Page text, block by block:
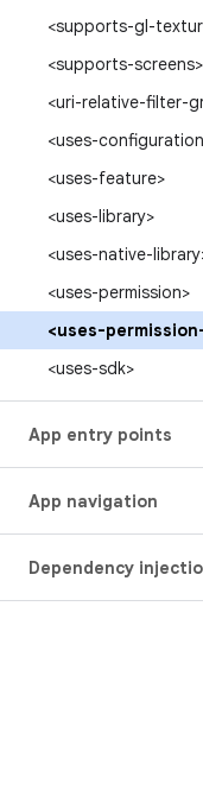
<supports-gl-
<supports-screens>
<uri-relative-filter-
<uses-
<uses-feature>
<uses-library>
<uses-native-
<uses-permission>
<uses-
<uses-sdk>
App entry points
App navigation
Dependency